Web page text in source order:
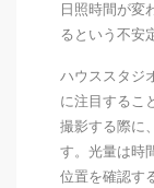
日照時間が変
るという不安
ハウススタジ
に注目するこ
撮影する際に
す。光量は時
位置を確認す